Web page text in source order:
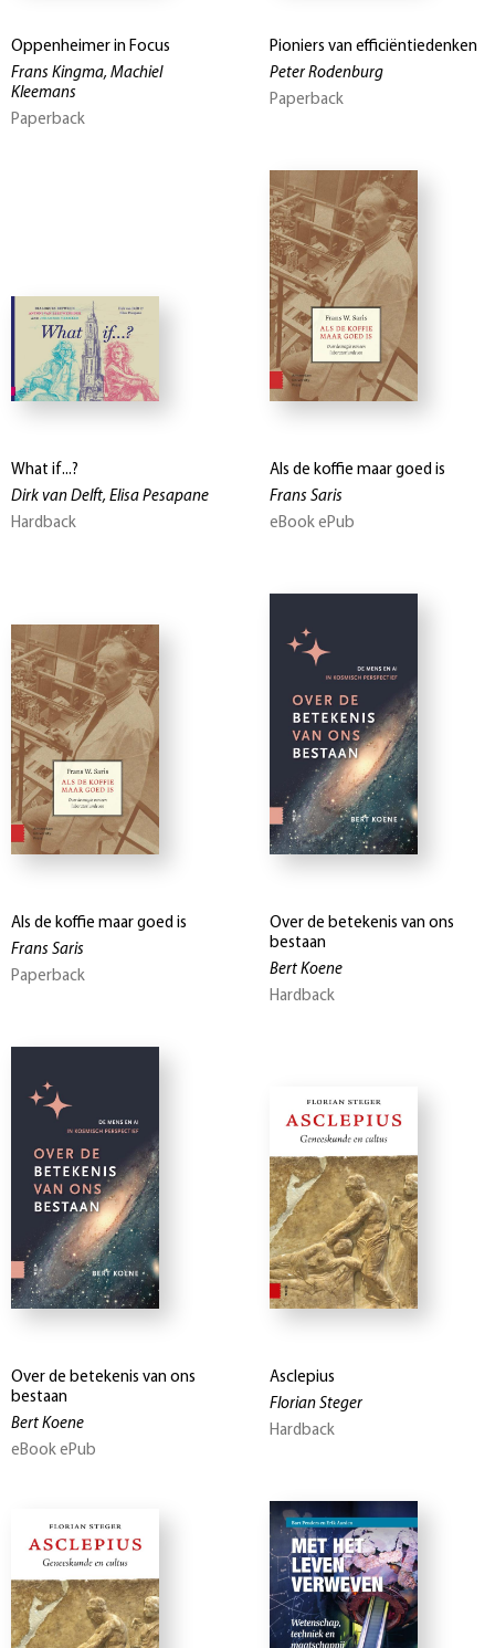
Oppenheimer in Focus
Frans Kingma, Machiel
Kleemans
Paperback
Pioniers van efficiëntiedenken
Peter Rodenburg
Paperback
What if...?
Dirk van Delft, Elisa Pesapane
Hardback
Als de koffie maar goed is
Frans Saris
eBook ePub
Als de koffie maar goed is
Frans Saris
Paperback
Over de betekenis van ons
bestaan
Bert Koene
Hardback
Over de betekenis van ons
bestaan
Bert Koene
eBook ePub
Asclepius
Florian Steger
Hardback